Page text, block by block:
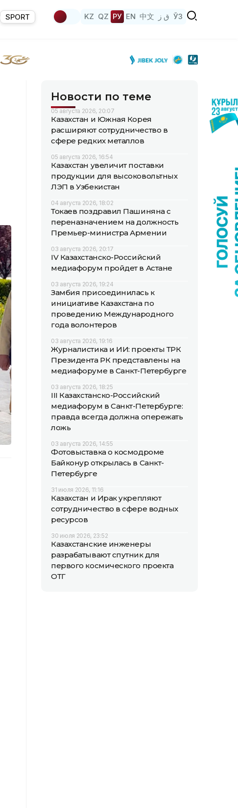
SPORT KZ QZ РУ EN 中文 ق ز ЎЗ
Новости по теме
05 августа 2026, 20:07
Казахстан и Южная Корея
расширяют сотрудничество в
сфере редких металлов
05 августа 2026, 16:54
Казахстан увеличит поставки
продукции для высоковольтных
ЛЭП в Узбекистан
04 августа 2026, 18:02
Токаев поздравил Пашиняна с
переназначением на должность
Премьер-министра Армении
03 августа 2026, 20:17
IV Казахстанско-Российский
медиафорум пройдет в Астане
03 августа 2026, 19:24
Замбия присоединилась к
инициативе Казахстана по
проведению Международного
года волонтеров
03 августа 2026, 19:16
Журналистика и ИИ: проекты ТРК
Президента РК представлены на
медиафоруме в Санкт-Петербурге
03 августа 2026, 18:25
III Казахстанско-Российский
медиафорум в Санкт-Петербурге:
правда всегда должна опережать
ложь
03 августа 2026, 14:55
Фотовыставка о космодроме
Байконур открылась в Санкт-
Петербурге
31 июля 2026, 11:16
Казахстан и Ирак укрепляют
сотрудничество в сфере водных
ресурсов
30 июля 2026, 23:52
Казахстанские инженеры
разрабатывают спутник для
первого космического проекта
ОТГ